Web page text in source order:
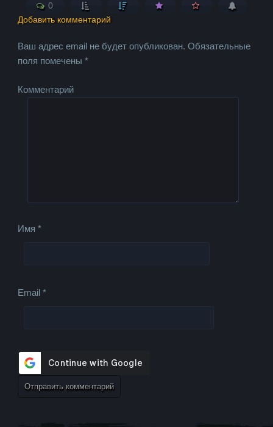
0
Добавить комментарий
Ваш адрес email не будет опубликован. Обязательные
поля помечены*
Комментарий
Имя*
Email*